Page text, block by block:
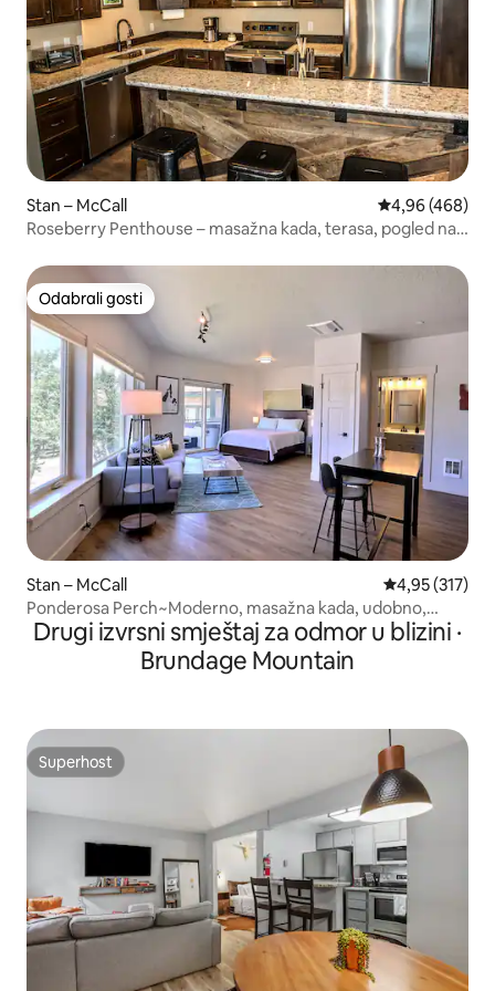
Stan – McCall Prosječna
4,96 (468)
Roseberry Penthouse – masažna kada, terasa, pogled na
Odabrali gosti
Odabrali gosti
Stan – McCall Prosječna
4,95 (317)
Ponderosa Perch~Moderno, masažna kada, udobno,
centar grada
Drugi izvrsni smještaj za odmor u blizini ·
Brundage Mountain
Superhost
Superhost